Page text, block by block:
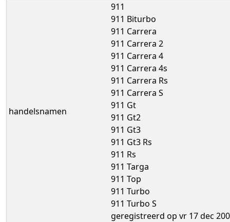
handelsnamen
911
911 Biturbo
911 Carrera
911 Carrera 2
911 Carrera 4
911 Carrera 4s
911 Carrera Rs
911 Carrera S
911 Gt
911 Gt2
911 Gt3
911 Gt3 Rs
911 Rs
911 Targa
911 Top
911 Turbo
911 Turbo S
geregistreerd op vr 17 dec